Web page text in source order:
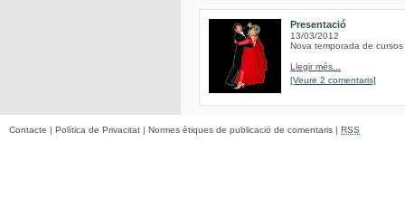
Presentació
13/03/2012
Nova temporada de
Llegir més...
[Veure 2 comentaris]
Contacte | Política de Privacitat | Normes ètiques de publicació de comentaris | RSS